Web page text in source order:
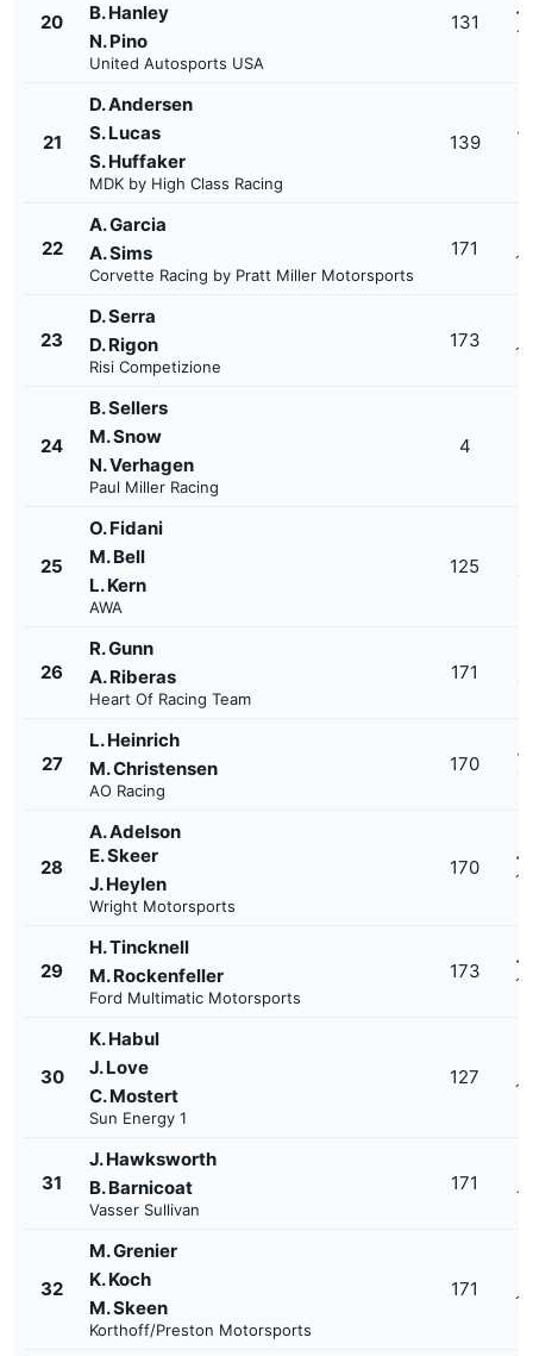
20
B. Hanley
N. Pino
United Autosports USA
131
21
D. Andersen
S. Lucas
S. Huffaker
MDK by High Class Racing
139
22
A. Garcia
A. Sims
Corvette Racing by Pratt Miller Motorsports
171
23
D. Serra
D. Rigon
Risi Competizione
173
24
B. Sellers
M. Snow
N. Verhagen
Paul Miller Racing
4
25
O. Fidani
M. Bell
L. Kern
AWA
125
26
R. Gunn
A. Riberas
Heart Of Racing Team
171
27
L. Heinrich
M. Christensen
AO Racing
170
28
A. Adelson
E. Skeer
J. Heylen
Wright Motorsports
170
29
H. Tincknell
M. Rockenfeller
Ford Multimatic Motorsports
173
30
K. Habul
J. Love
C. Mostert
Sun Energy 1
127
31
J. Hawksworth
B. Barnicoat
Vasser Sullivan
171
32
M. Grenier
K. Koch
M. Skeen
Korthoff/Preston Motorsports
171